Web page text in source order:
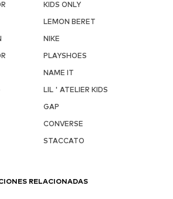
KIDS ONLY
LEMON BERET
NIKE
PLAYSHOES
NAME IT
LIL ' ATELIER KIDS
GAP
CONVERSE
STACCATO
RELACIONADAS